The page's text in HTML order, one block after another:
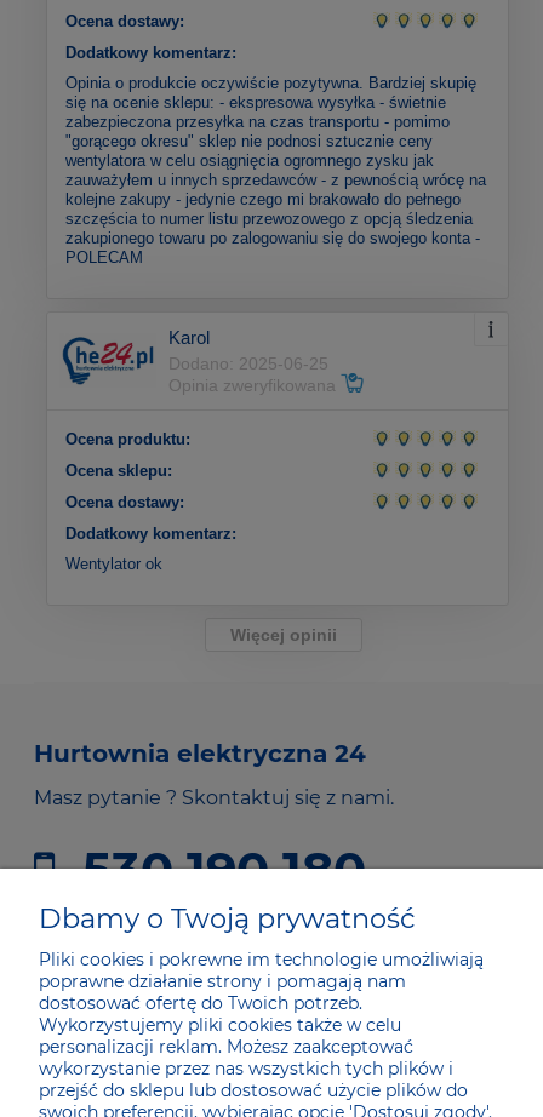
Ocena dostawy:
Dodatkowy komentarz:
Opinia o produkcie oczywiście pozytywna. Bardziej skupię
się na ocenie sklepu: - ekspresowa wysyłka - świetnie
zabezpieczona przesyłka na czas transportu - pomimo
"gorącego okresu" sklep nie podnosi sztucznie ceny
wentylatora w celu osiągnięcia ogromnego zysku jak
zauważyłem u innych sprzedawców - z pewnością wrócę na
kolejne zakupy - jedynie czego mi brakowało do pełnego
szczęścia to numer listu przewozowego z opcją śledzenia
zakupionego towaru po zalogowaniu się do swojego konta -
POLECAM
Karol
Dodano: 2025-06-25
Opinia zweryfikowana
Ocena produktu:
Ocena sklepu:
Ocena dostawy:
Dodatkowy komentarz:
Wentylator ok
Więcej opinii
Hurtownia elektryczna 24
Masz pytanie ? Skontaktuj się z nami.
530 190 180
sklep@he24.pl
JAK KUPOWAĆ
DLA KUPUJĄCYCH
Dbamy o Twoją prywatność
Pliki cookies i pokrewne im technologie umożliwiają
poprawne działanie strony i pomagają nam
dostosować ofertę do Twoich potrzeb.
Wykorzystujemy pliki cookies także w celu
personalizacji reklam. Możesz zaakceptować
wykorzystanie przez nas wszystkich tych plików i
przejść do sklepu lub dostosować użycie plików do
swoich preferencji, wybierając opcję 'Dostosuj zgody'.